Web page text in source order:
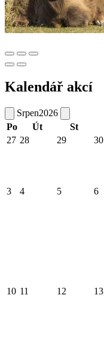
Kalendář akcí
Srpen2026
Po
Út St
27 28 29 30
3 4 5 6
10 11 12 13